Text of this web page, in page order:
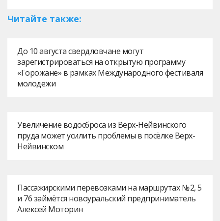
Читайте также:
До 10 августа свердловчане могут
зарегистрироваться на открытую программу
«Горожане» в рамках Международного фестиваля
молодежи
Увеличение водосброса из Верх-Нейвинского
пруда может усилить проблемы в посёлке Верх-
Нейвинском
Пассажирскими перевозками на маршрутах № 2, 5
и 76 займётся новоуральский предприниматель
Алексей Моторин